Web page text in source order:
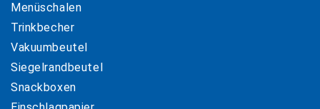
Menüschalen
Trinkbecher
Vakuumbeutel
Siegelrandbeutel
Snackboxen